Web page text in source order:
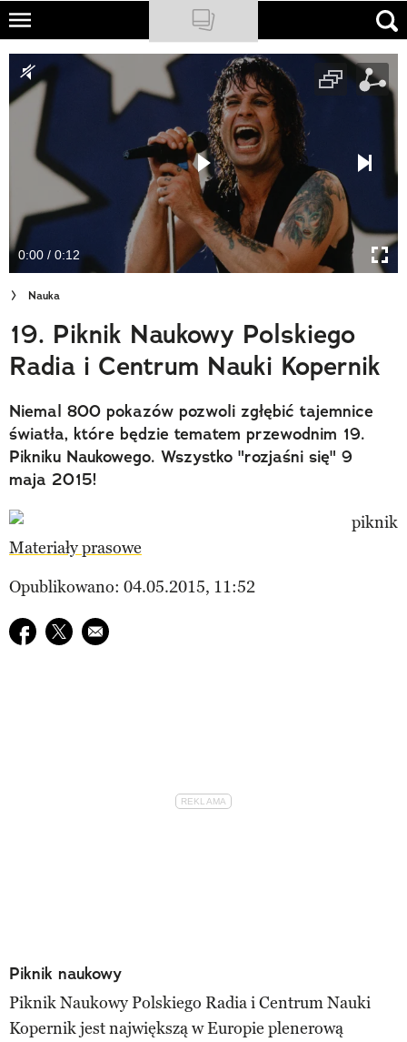
Skip
main
content
NATIONAL GEOGRAPHIC
TRAVELER
PODCASTY
Newsletter
Cuda Polski
Wielki Konkurs Fotograficzny
Trendbook Podróżniczy
Polecane
0:00 / 0:12
Nauka
19. Piknik Naukowy Polskiego
Radia i Centrum Nauki Kopernik
Niemal 800 pokazów pozwoli zgłębić tajemnice
światła, które będzie tematem przewodnim 19.
Pikniku Naukowego. Wszystko "rozjaśni się" 9
maja 2015!
Materiały prasowe
Opublikowano: 04.05.2015, 11:52
Udostępnij na facebook
Udostępnij na twitter
E-mail do przyjaciela
Piknik naukowy
Piknik Naukowy Polskiego Radia i Centrum Nauki
Kopernik jest największą w Europie plenerową